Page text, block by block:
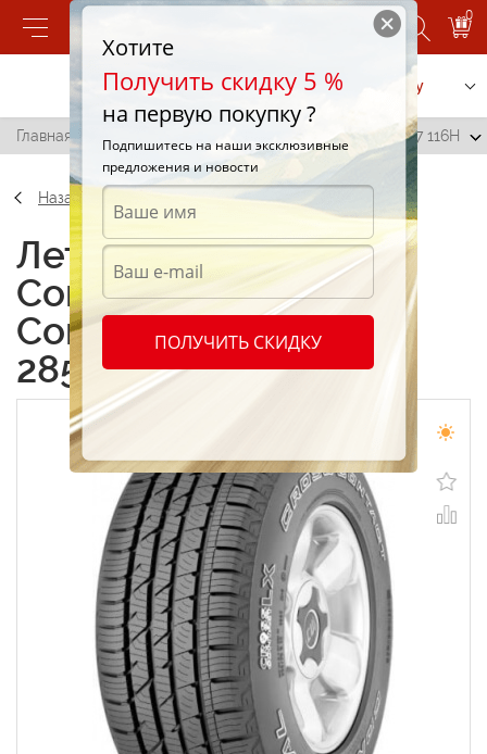
0
Позвонить Заказать услугу
Главная / Continental ContiCrossContact LX 285/65 R17 116H
Назад
Летние шины
Continental
ContiCrossContact LX
285/65 R17 116H
Хотите
Получить скидку 5 %
на первую покупку ?
Подпишитесь на наши эксклюзивные
предложения и новости
ПОЛУЧИТЬ СКИДКУ